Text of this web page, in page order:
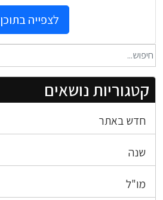
טקסט חופשי...
קטגוריות נושאים
חדש באתר
שנה
מו"ל
לצפייה בתוכן